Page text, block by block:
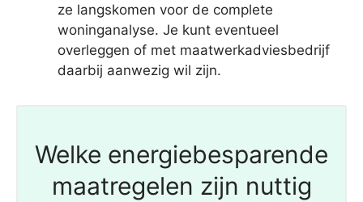
ze langskomen voor de complete
woninganalyse. Je kunt eventueel
overleggen of met maatwerkadviesbedrijf
daarbij aanwezig wil zijn.
Welke energiebesparende
maatregelen zijn nuttig